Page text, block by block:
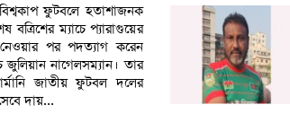
ফুটবলে হতাশাজনক
বত্রিশের ম্যাচে প্যারাগুয়ের
পর পদত্যাগ করেন
জুলিয়ান নাগেলসম্যান। তার
জাতীয় ফুটবল দলের
দায়...